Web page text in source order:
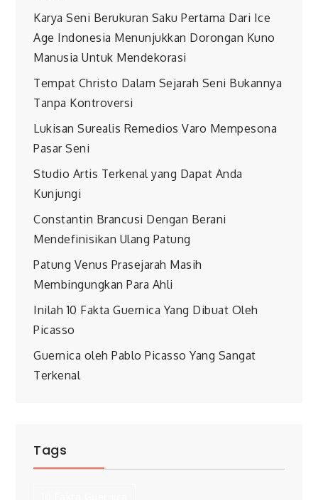
Karya Seni Berukuran Saku Pertama Dari Ice
Age Indonesia Menunjukkan Dorongan Kuno
Manusia Untuk Mendekorasi
Tempat Christo Dalam Sejarah Seni Bukannya
Tanpa Kontroversi
Lukisan Surealis Remedios Varo Mempesona
Pasar Seni
Studio Artis Terkenal yang Dapat Anda
Kunjungi
Constantin Brancusi Dengan Berani
Mendefinisikan Ulang Patung
Patung Venus Prasejarah Masih
Membingungkan Para Ahli
Inilah 10 Fakta Guernica Yang Dibuat Oleh
Picasso
Guernica oleh Pablo Picasso Yang Sangat
Terkenal
Tags